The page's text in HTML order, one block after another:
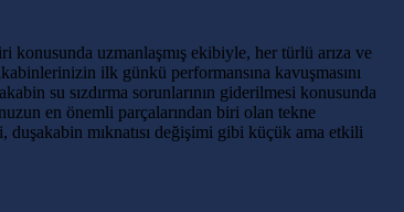
uzmanlaşmış ekibiyle, her türlü arıza ve
ilk günkü performansına kavuşmasını
su sızdırma sorunlarının giderilmesi konusunda
en önemli parçalarından biri olan tekne
duşakabin mıknatısı değişimi gibi küçük ama etkili